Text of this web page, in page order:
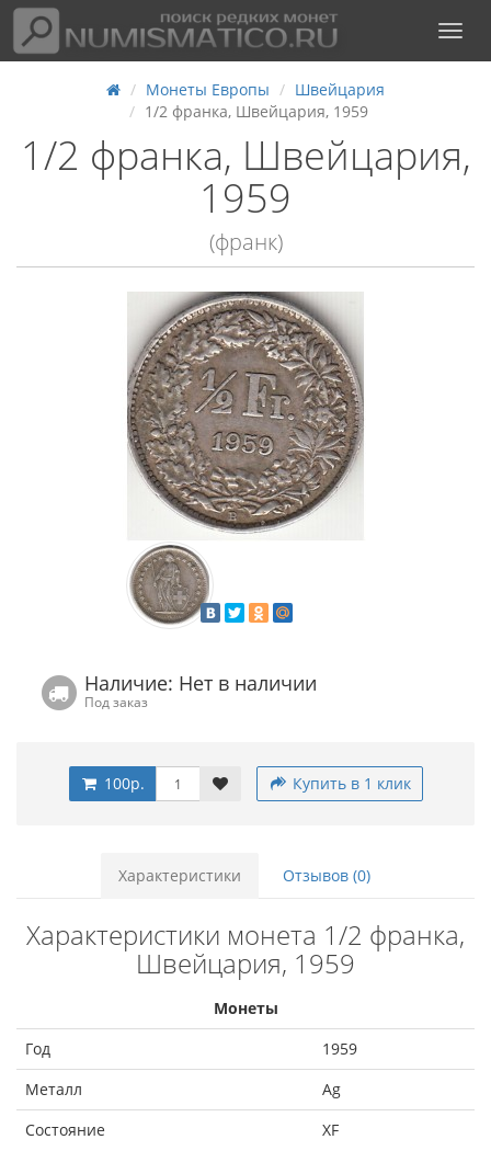
Монеты Европы
Швейцария
1/2 франка, Швейцария, 1959
1/2 франка, Швейцария,
1959
(франк)
Наличие: Нет в наличии
Под заказ
100р. Купить в 1 клик
Характеристики Отзывов (0)
Характеристики монета 1/2 франка,
Швейцария, 1959
Монеты
Год
1959
Металл
Ag
Состояние
XF